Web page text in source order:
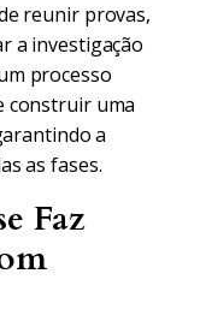
reunir provas,
a investigação
processo
construir uma
a
as fases.
Faz